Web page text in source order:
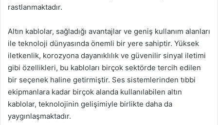
rastlanmaktadır.
Altın kablolar, sağladığı avantajlar ve geniş kullanım alanları
ile teknoloji dünyasında önemli bir yere sahiptir. Yüksek
iletkenlik, korozyona dayanıklılık ve güvenilir sinyal iletimi
gibi özellikleri, bu kabloları birçok sektörde tercih edilen
bir seçenek haline getirmiştir. Ses sistemlerinden tıbbi
ekipmanlara kadar birçok alanda kullanılabilen altın
kablolar, teknolojinin gelişimiyle birlikte daha da
yaygınlaşmaktadır.